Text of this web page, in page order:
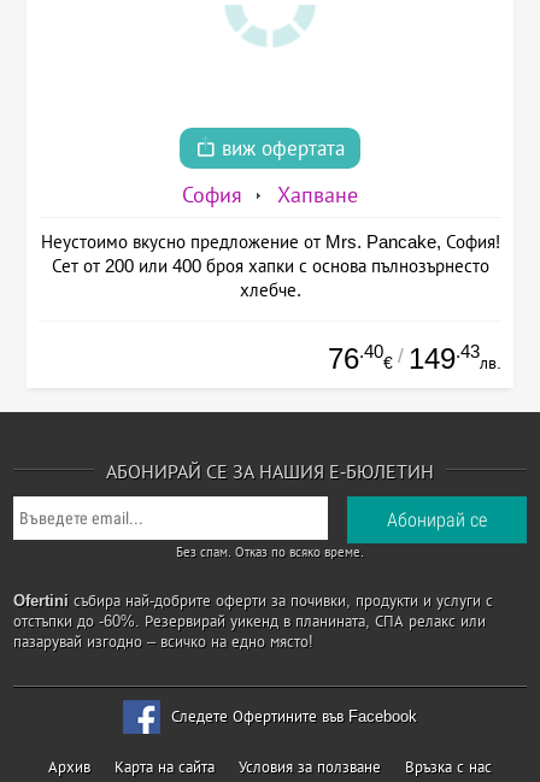
виж офертата
София Хапване
Неустоимо вкусно предложение от Mrs. Pancake, София!
Сет от 200 или 400 броя хапки с основа пълнозърнесто
хлебче.
76.40
€ / 149.43
лв.
АБОНИРАЙ СЕ ЗА НАШИЯ Е-БЮЛЕТИН
Без спам. Отказ по всяко време.
Ofertini събира най-добрите оферти за почивки, продукти и услуги с
отстъпки до -60%. Резервирай уикенд в планината, СПА релакс или
пазарувай изгодно – всичко на едно място!
Следете Офертините във Facebook
Архив Карта на сайта Условия за ползване Връзка с нас